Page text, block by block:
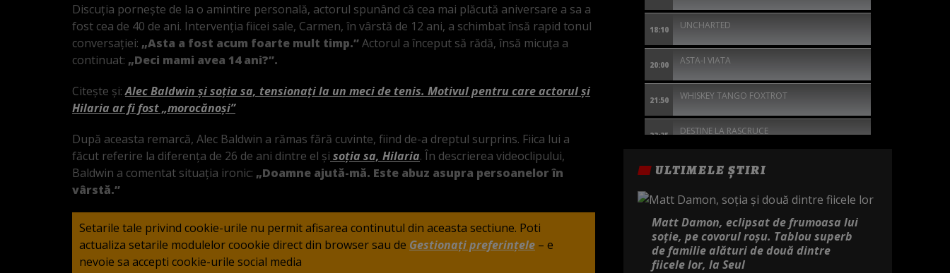
Discuția pornește de la o amintire personală, actorul spunând că cea mai plăcută aniversare a sa a
fost cea de 40 de ani. Intervenția fiicei sale, Carmen, în vârstă de 12 ani, a schimbat însă rapid tonul
conversației: „Asta a fost acum foarte mult timp.”Actorul a început să rădă, însă micuța a
continuat: „Deci mami avea 14 ani?”.
Citește și:Alec Baldwin și soția sa, tensionați la un meci de tenis. Motivul pentru care actorul și
Hilaria ar fi fost „morocănoși”
După aceasta remarcă, Alec Baldwin a rămas fără cuvinte, fiind de-a dreptul surprins. Fiica lui a
făcut referire la diferența de 26 de ani dintre el și soția sa, Hilaria. În descrierea videoclipului,
Baldwin a comentat situația ironic: „Doamne ajută-mă. Este abuz asupra persoanelor în
vârstă.”
Setarile tale privind cookie-urile nu permit afisarea continutul din aceasta sectiune. Poti
actualiza setarile modulelor coookie direct din browser sau de Gestionați preferințele – e
nevoie sa accepti cookie-urile social media
18:10 UNCHARTED
20:00 ASTA-I VIATA
21:50 WHISKEY TANGO FOXTROT
23:35 DESTINE LA RASCRUCE
01:25 1992
02:55 TOC TOC
04:30 BARRON'S COVE - RAZBUNAREA
ULTIMELE ȘTIRI
Matt Damon, eclipsat de frumoasa lui
soție, pe covorul roșu. Tablou superb
de familie alături de două dintre
fiicele lor, la Seul